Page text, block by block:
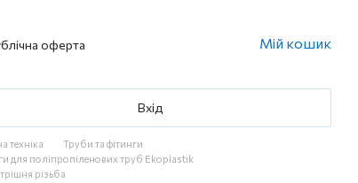
оферта Мій кошик
Вхід
техніка
Труби та фітинги
для поліпропіленових труб Ekoplastik
різьба